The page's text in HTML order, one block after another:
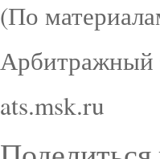
(По
Арбитражный
ats.msk.ru